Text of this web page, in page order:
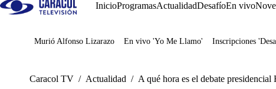
InicioProgramasActualidadDesafíoEn vivo
Juegos
Murió Alfonso Lizarazo En vivo 'Yo Me Llamo' Inscripciones
Caracol TV / Actualidad / A qué hora es el debate